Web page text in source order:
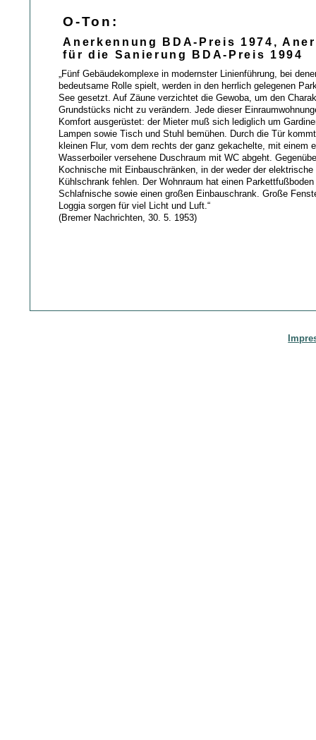
O-Ton:
Anerkennung BDA-Preis 1974,
für die Sanierung BDA-Preis 1994
„Fünf Gebäudekomplexe in modernster Linienführung, bei
bedeutsame Rolle spielt, werden in den herrlich gelegenen
See gesetzt. Auf Zäune verzichtet die Gewoba, um den
Grundstücks nicht zu verändern. Jede dieser
Komfort ausgerüstet: der Mieter muß sich lediglich um
Lampen sowie Tisch und Stuhl bemühen. Durch die Tür
kleinen Flur, vom dem rechts der ganz gekachelte, mit einem
Wasserboiler versehene Duschraum mit WC abgeht.
Kochnische mit Einbauschränken, in der weder der elektrische
Kühlschrank fehlen. Der Wohnraum hat einen
Schlafnische sowie einen großen Einbauschrank. Große
Loggia sorgen für viel Licht und Luft.“
(Bremer Nachrichten, 30. 5. 1953)